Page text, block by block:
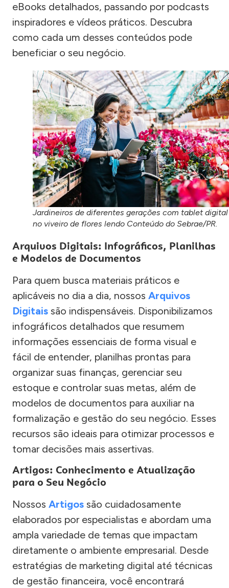
eBooks detalhados, passando por podcasts
inspiradores e vídeos práticos. Descubra
como cada um desses conteúdos pode
beneficiar o seu negócio.
Jardineiros de diferentes gerações com tablet digital
no viveiro de flores lendo Conteúdo do Sebrae/PR.
Arquivos Digitais: Infográficos, Planilhas
e Modelos de Documentos
Para quem busca materiais práticos e
aplicáveis no dia a dia, nossos Arquivos
Digitais são indispensáveis. Disponibilizamos
infográficos detalhados que resumem
informações essenciais de forma visual e
fácil de entender, planilhas prontas para
organizar suas finanças, gerenciar seu
estoque e controlar suas metas, além de
modelos de documentos para auxiliar na
formalização e gestão do seu negócio. Esses
recursos são ideais para otimizar processos e
tomar decisões mais assertivas.
Artigos: Conhecimento e Atualização
para o Seu Negócio
Nossos Artigos são cuidadosamente
elaborados por especialistas e abordam uma
ampla variedade de temas que impactam
diretamente o ambiente empresarial. Desde
estratégias de marketing digital até técnicas
de gestão financeira, você encontrará